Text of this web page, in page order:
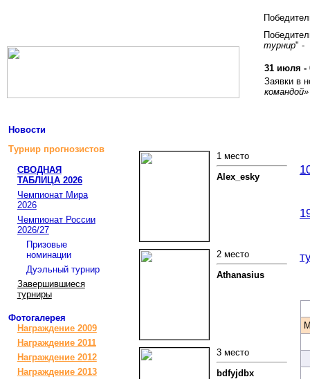
турнир" -
31 июля -
Заявки в
командой»
Новости
Турнир прогнозистов
СВОДНАЯ
ТАБЛИЦА 2026
Чемпионат Мира
2026
Чемпионат России
2026/27
Призовые
номинации
Дуэльный турнир
Завершившиеся
турниры
Фотогалерея
Награждение 2009
Награждение 2011
Награждение 2012
Награждение 2013
1 место
Alex_esky
2 место
Athanasius
3 место
bdfyjdbx